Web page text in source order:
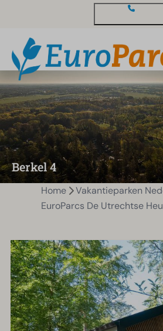
Berkel 4
Home Vakantieparken
EuroParcs De Utrechtse